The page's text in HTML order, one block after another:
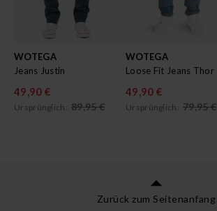
WOTEGA
Jeans Justin
49,90 €
Ursprünglich: 89,95 €
WOTEGA
Loose Fit Jeans Thor
49,90 €
Ursprünglich: 79,95 €
Zurück zum Seitenanfang